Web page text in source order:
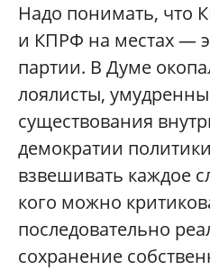
Надо понимать, что
и КПРФ на местах —
партии. В Думе
лоялисты,
существования
демократии
взвешивать каждое
кого можно
последовательно
сохранение